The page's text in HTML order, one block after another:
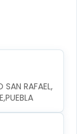
SAN RAFAEL,